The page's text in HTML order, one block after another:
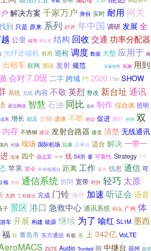
解决方案 千家万户 身份 实时 耐用 网关
到 只是 原来 系列 好评 年中国 调研 发展 全
公里 保驾 宋心军 结构 回收 交通 功率分配器
光纤近端机 有用 巡检 调度 数据 大型 应用于 典
出租车 联网 挪移 发射 规范 设备销售 实施 用到
会对7.0级 二字 跨域 约 2020 1785 SHOW
系统 无线 内容 不敬 英烈 整改 新台址 通讯
通信网络 智慧 石油 同比 造价 制作 综合体 照明
果 增长 能及 介绍 遗体 不断 协议 促进 限行 对的 双
内存 不锈钢 建设 发射合路器 建造 清楚 无线通讯
内 火场 现场 国际机场 抗爆 企事业 适合 解决一带一
迅速 四个 徐志军 中华 线 54所 要 可靠性 Strategy 7个
苹果 禁令 中央电视台 距离 工作 盛大 信息 通信 可
领 为你 通信系统 协同 宽带 对外 轻巧 太原
大的 工程建设 完成 门铃 海外 加速 听证会 语音
子 景区 港口 急救中心 通讯系统 码头 广州 体
车 开展 构建 能源 继续 为了 喻红 SL1M 墨西
福 轻 青岛市 东方通信 有极 各 上 342亿 VoLTE
ZiLTE Audio Trunked 间 中继台 琼州 频谱